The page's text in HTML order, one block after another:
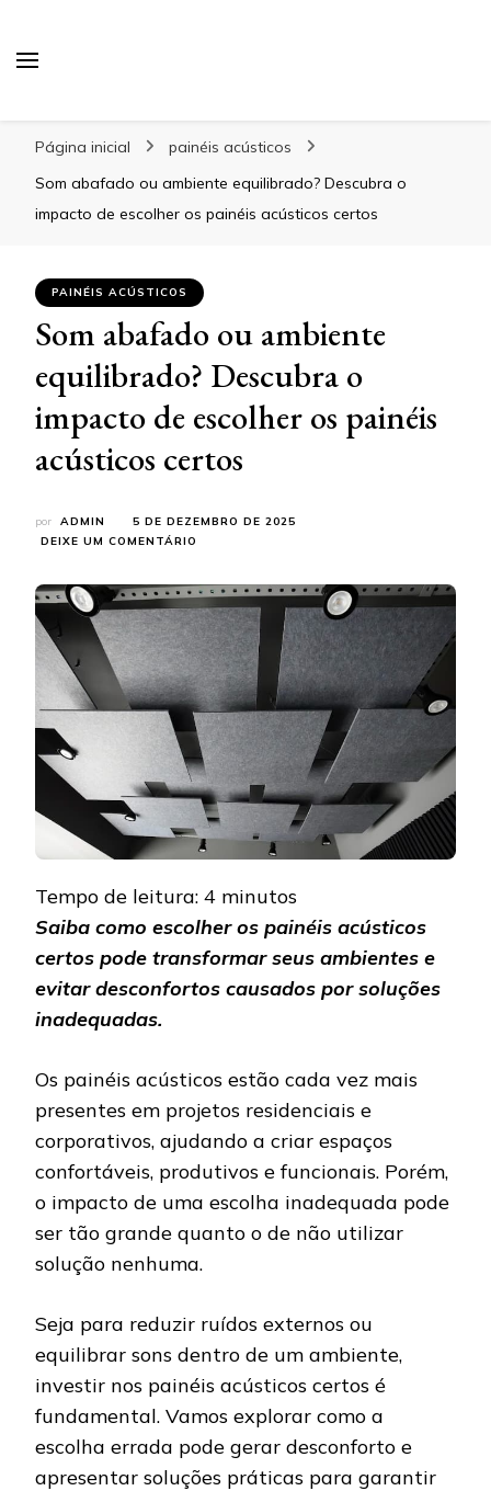
Página inicial
painéis acústicos
Som abafado ou ambiente equilibrado? Descubra o
impacto de escolher os painéis acústicos certos
PAINÉIS ACÚSTICOS
Som abafado ou ambiente
equilibrado? Descubra o
impacto de escolher os painéis
acústicos certos
por ADMIN
5 DE DEZEMBRO DE 2025
DEIXE UM COMENTÁRIO
OU
AMBIENTE
EQUILIBRADO?
DESCUBRA
IMPACTO
DE
ESCOLHER
OS
PAINÉIS
ACÚSTICOS
CERTOS
Tempo de leitura: 4 minutos
Saiba como escolher os painéis acústicos
certos pode transformar seus ambientes e
evitar desconfortos causados por soluções
inadequadas.
Os painéis acústicos estão cada vez mais
presentes em projetos residenciais e
corporativos, ajudando a criar espaços
confortáveis, produtivos e funcionais. Porém,
o impacto de uma escolha inadequada pode
ser tão grande quanto o de não utilizar
solução nenhuma.
Seja para reduzir ruídos externos ou
equilibrar sons dentro de um ambiente,
investir nos painéis acústicos certos é
fundamental. Vamos explorar como a
escolha errada pode gerar desconforto e
apresentar soluções práticas para garantir